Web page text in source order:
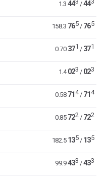
1.3 44 /44
158.3 765/ 765
0.70 371 / 371
1.4 023 / 023
0.58 714/ 714
0.85 722/ 722
182.5 135/ 135
99.9 433 /433